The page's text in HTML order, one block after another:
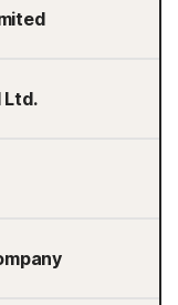
Ltd.